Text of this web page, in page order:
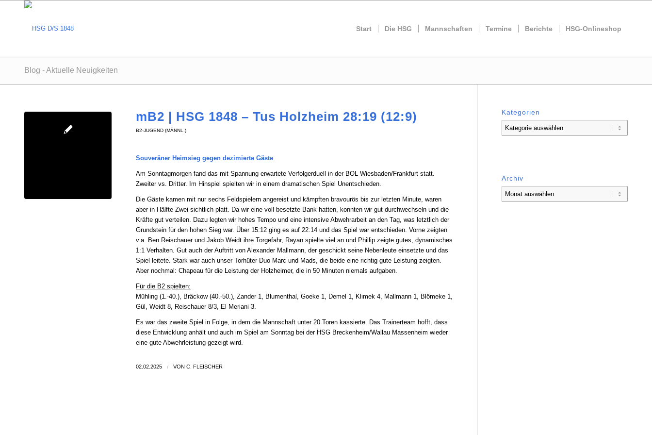
Start Die HSG Mannschaften Termine Berichte HSG-Onlineshop
Blog - Aktuelle Neuigkeiten
mB2 | HSG 1848 – Tus Holzheim 28:19 (12:9)
B2-JUGEND (MÄNNL.)
Souveräner Heimsieg gegen dezimierte Gäste
Am Sonntagmorgen fand das mit Spannung erwartete Verfolgerduell in der BOL Wiesbaden/Frankfurt statt.
Zweiter vs. Dritter. Im Hinspiel spielten wir in einem dramatischen Spiel Unentschieden.
Die Gäste kamen mit nur sechs Feldspielern angereist und kämpften bravourös bis zur letzten Minute, waren
aber in Hälfte Zwei sichtlich platt. Da wir eine voll besetzte Bank hatten, konnten wir gut durchwechseln und die
Kräfte gut verteilen. Dazu legten wir hohes Tempo und eine intensive Abwehrarbeit an den Tag, was letztlich der
Grundstein für den hohen Sieg war. Über 15:12 ging es auf 22:14 und das Spiel war entschieden. Vorne zeigten
v.a. Ben Reischauer und Jakob Weidt ihre Torgefahr, Rayan spielte viel an und Phillip zeigte gutes, dynamisches
1:1 Verhalten. Gut auch der Auftritt von Alexander Mallmann, der geschickt seine Nebenleute einsetzte und das
Spiel leitete. Stark war auch unser Torhüter Duo Marc und Mads, die beide eine richtig gute Leistung zeigten.
Aber nochmal: Chapeau für die Leistung der Holzheimer, die in 50 Minuten niemals aufgaben.
Für die B2 spielten:
Mühling (1.-40.), Bräckow (40.-50.), Zander 1, Blumenthal, Goeke 1, Demel 1, Klimek 4, Mallmann 1, Blömeke 1,
Gül, Weidt 8, Reischauer 8/3, El Meriani 3.
Es war das zweite Spiel in Folge, in dem die Mannschaft unter 20 Toren kassierte. Das Trainerteam hofft, dass
diese Entwicklung anhält und auch im Spiel am Sonntag bei der HSG Breckenheim/Wallau Massenheim wieder
eine gute Abwehrleistung gezeigt wird.
02.02.2025 / VON C. FLEISCHER
Kategorien
Kategorien
Archiv